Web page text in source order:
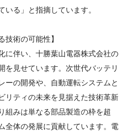
る」と指摘しています。
技術の可能性】
に伴い、十勝葉山電器株式会社の
を見せています。次世代バッテリ
ーの開発や、自動運転システムと
リティの未来を見据えた技術革新
組みは単なる部品製造の枠を超
全体の発展に貢献しています。電